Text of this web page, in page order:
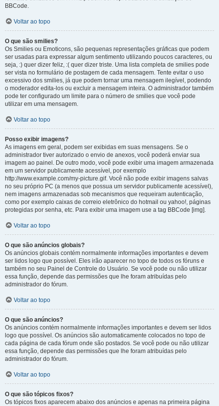
BBCode.
Voltar ao topo
O que são smilies?
Os Smilies ou Emoticons, são pequenas representações gráficas que podem
ser usadas para expressar algum sentimento utilizando poucos caracteres, ou
seja, :) quer dizer feliz, :( quer dizer triste. Uma lista completa de smilies pode
ser vista no formulário de postagem de cada mensagem. Tente evitar o uso
excessivo dos smilies, já que podem tornar uma mensagem ilegível, podendo
o moderador edita-los ou excluir a mensagem inteira. O administrador também
pode ter configurado um limite para o número de smilies que você pode
utilizar em uma mensagem.
Voltar ao topo
Posso exibir imagens?
As imagens em geral, podem ser exibidas em suas mensagens. Se o
administrador tiver autorizado o envio de anexos, você poderá enviar sua
imagem ao painel. De outro modo, você pode exibir uma imagem armazenada
em um servidor publicamente acessível, por exemplo
http://www.example.com/my-picture.gif. Você não pode exibir imagens salvas
no seu próprio PC (a menos que possua um servidor publicamente acessível),
nem imagens armazenadas sob mecanismos que requeiram autenticação,
como por exemplo caixas de correio eletrônico do hotmail ou yahoo!, páginas
protegidas por senha, etc. Para exibir uma imagem use a tag BBCode [img].
Voltar ao topo
O que são anúncios globais?
Os anúncios globais contém normalmente informações importantes e devem
ser lidos logo que possível. Eles irão aparecer no topo de todos os fóruns e
também no seu Painel de Controle do Usuário. Se você pode ou não utilizar
essa função, depende das permissões que lhe foram atribuídas pelo
administrador do fórum.
Voltar ao topo
O que são anúncios?
Os anúncios contém normalmente informações importantes e devem ser lidos
logo que possível. Os anúncios são automaticamente colocados no topo de
cada página de cada fórum onde são postados. Se você pode ou não utilizar
essa função, depende das permissões que lhe foram atribuídas pelo
administrador do fórum.
Voltar ao topo
O que são tópicos fixos?
Os tópicos fixos aparecem abaixo dos anúncios e apenas na primeira página